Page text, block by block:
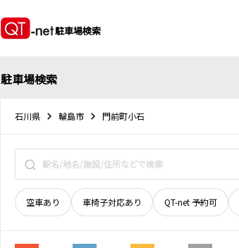
駐車場検索
駐車場検索
石川県 輪島市 門前町小石
空車あり 車椅子対応あり QT-net 予約可